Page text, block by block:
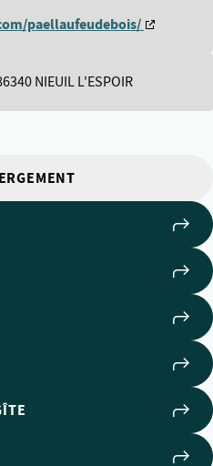
paellaufeudebois/
NIEUIL L'ESPOIR